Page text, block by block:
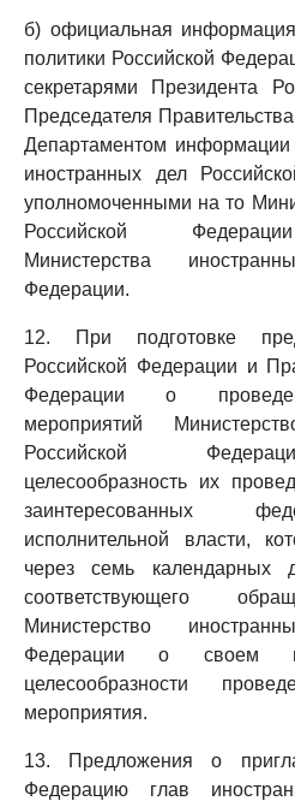
б) официальная
политики Российской
секретарями Президента
Председателя
Департаментом информации
иностранных дел
уполномоченными на то
Российской
Министерства
Федерации.
12. При подготовке
Российской Федерации и
Федерации о
мероприятий
Российской
целесообразность их
заинтересованных
исполнительной власти,
через семь календарных
соответствующего
Министерство
Федерации о своем
целесообразности
мероприятия.
13. Предложения о
Федерацию глав